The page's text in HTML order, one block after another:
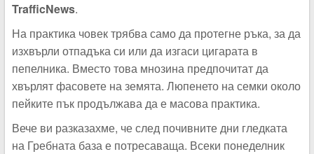
TrafficNews.
На практика човек трябва само да протегне ръка, за да
изхвърли отпадъка си или да изгаси цигарата в
пепелника. Вместо това мнозина предпочитат да
хвърлят фасовете на земята. Люпенето на семки около
пейките пък продължава да е масова практика.
Вече ви разказахме, че след почивните дни гледката
на Гребната база е потресаваща. Всеки понеделник